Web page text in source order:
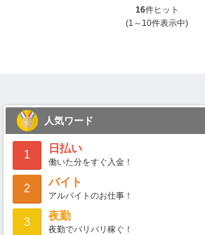
16件ヒット
(1～10件表示中)
人気ワード
1
日払い
働いた分をすぐ入金！
2
バイト
アルバイトのお仕事！
3
夜勤
夜勤でバリバリ稼ぐ！